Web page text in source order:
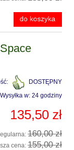
do koszyka
DOSTĘPNY
Wysyłka w: 24 godziny
135,50 zł
160,00 zł
cena: 155,00 zł